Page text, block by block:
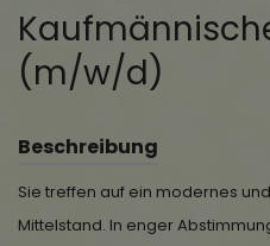
(m/w/d)
Beschreibung
Sie treffen auf ein modernes
Mittelstand. In enger